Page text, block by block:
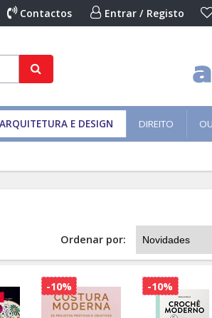
Contactos Entrar / Registo
ARQUITETURA E DESIGN DIREITO
Ordenar por:
-10% -10%